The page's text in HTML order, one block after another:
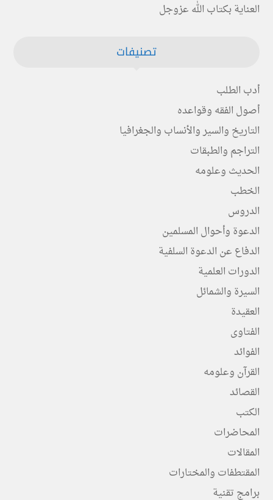
العناية بكتاب الله عزوجل
تصنيفات
أدب الطلب
أصول الفقه وقواعده
التاريخ والسير والأنساب والجغرافيا
التراجم والطبقات
الحديث وعلومه
الخطب
الدروس
الدعوة وأحوال المسلمين
الدفاع عن الدعوة السلفية
الدورات العلمية
السيرة والشمائل
العقيدة
الفتاوى
الفوائد
القرآن وعلومه
القصائد
الكتب
المحاضرات
المقالات
المقتطفات والمختارات
برامج تقنية